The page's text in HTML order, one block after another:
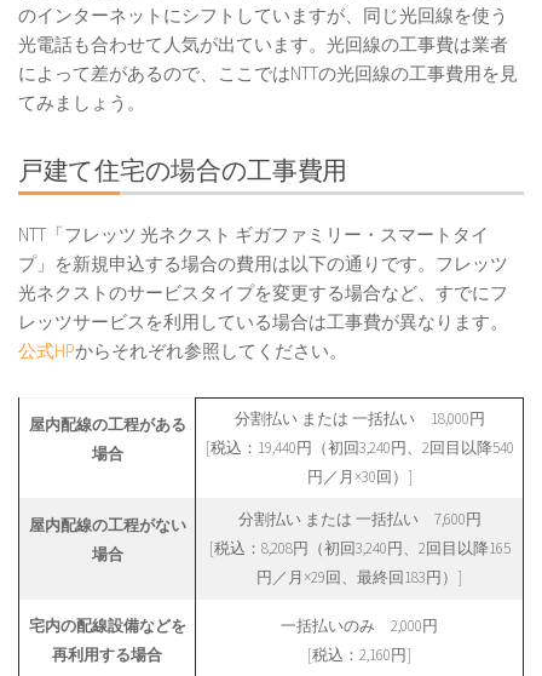
のインターネットにシフトしていますが、同じ光回線を使う
光電話も合わせて人気が出ています。光回線の工事費は業者
によって差があるので、ここではNTTの光回線の工事費用を見
てみましょう。
戸建て住宅の場合の工事費用
NTT「フレッツ 光ネクスト ギガファミリー・スマートタイ
プ」を新規申込する場合の費用は以下の通りです。フレッツ
光ネクストのサービスタイプを変更する場合など、すでにフ
レッツサービスを利用している場合は工事費が異なります。
公式HPからそれぞれ参照してください。
屋内配線の工程がある
場合
分割払い または 一括払い 18,000円
[税込：19,440円（初回3,240円、2回目以降540
円／月×30回）]
屋内配線の工程がない
場合
分割払い または 一括払い 7,600円
[税込：8,208円（初回3,240円、2回目以降165
円／月×29回、最終回183円）]
宅内の配線設備などを
再利用する場合
一括払いのみ 2,000円
[税込：2,160円]